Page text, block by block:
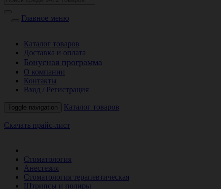
Главное меню
Каталог товаров
Доставка и оплата
Бонусная программа
О компании
Контакты
Вход / Регистрация
Toggle navigation Каталог товаров
Скачать прайс-лист
Стоматология
Анестезия
Стоматология терапевтическая
Штрипсы и полиры